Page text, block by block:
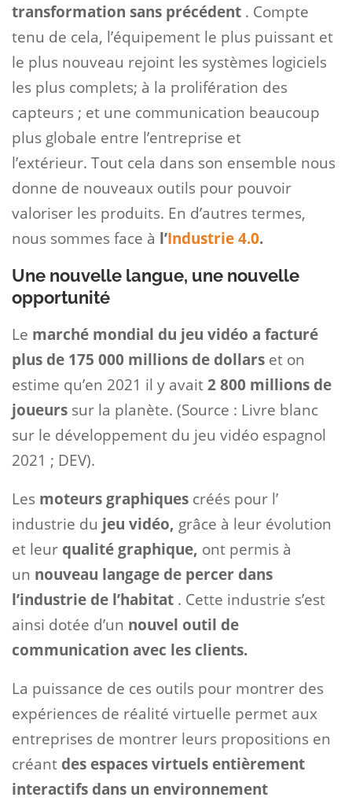
transformation sans précédent . Compte
tenu de cela, l’équipement le plus puissant et
le plus nouveau rejoint les systèmes logiciels
les plus complets; à la prolifération des
capteurs ; et une communication beaucoup
plus globale entre l’entreprise et
l’extérieur. Tout cela dans son ensemble nous
donne de nouveaux outils pour pouvoir
valoriser les produits. En d’autres termes,
nous sommes face à l’Industrie 4.0.
Une nouvelle langue, une nouvelle
opportunité
Le marché mondial du jeu vidéo a facturé
plus de 175 000 millions de dollars et on
estime qu’en 2021 il y avait2 800 millions de
joueurs sur la planète. (Source : Livre blanc
sur le développement du jeu vidéo espagnol
2021 ; DEV).
Les moteurs graphiques créés pour l’
industrie du jeu vidéo, grâce à leur évolution
et leur qualité graphique, ont permis à
un nouveau langage de percer dans
l’industrie de l’habitat . Cette industrie s’est
ainsi dotée d’un nouvel outil de
communication avec les clients.
La puissance de ces outils pour montrer des
expériences de réalité virtuelle permet aux
entreprises de montrer leurs propositions en
créant des espaces virtuels entièrement
interactifs dans un environnement